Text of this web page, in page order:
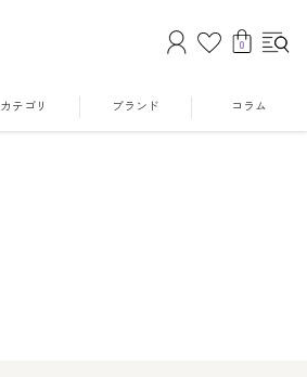
0
カテゴリ ブランド コラム